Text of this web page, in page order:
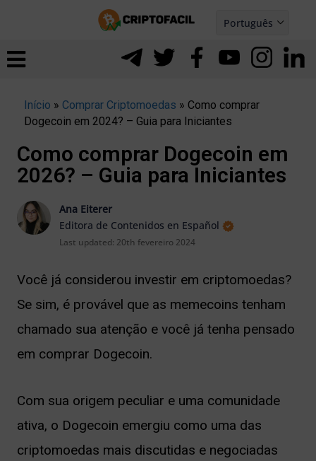
Português
Español
Início » Comprar Criptomoedas » Como comprar
Dogecoin em 2024? – Guia para Iniciantes
Como comprar Dogecoin em
2026? – Guia para Iniciantes
Ana Eiterer
Editora de Contenidos en Español
Last updated: 20th fevereiro 2024
Você já considerou investir em criptomoedas?
Se sim, é provável que as memecoins tenham
chamado sua atenção e você já tenha pensado
em comprar Dogecoin.
Com sua origem peculiar e uma comunidade
ativa, o Dogecoin emergiu como uma das
criptomoedas mais discutidas e negociadas